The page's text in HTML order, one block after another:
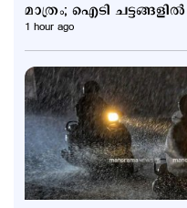
മാത്രം; ഐടി
1 hour ago